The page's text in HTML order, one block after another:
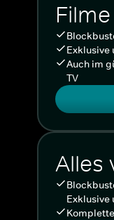
Exklusive
Auch im
TV
Alles
Exklusive